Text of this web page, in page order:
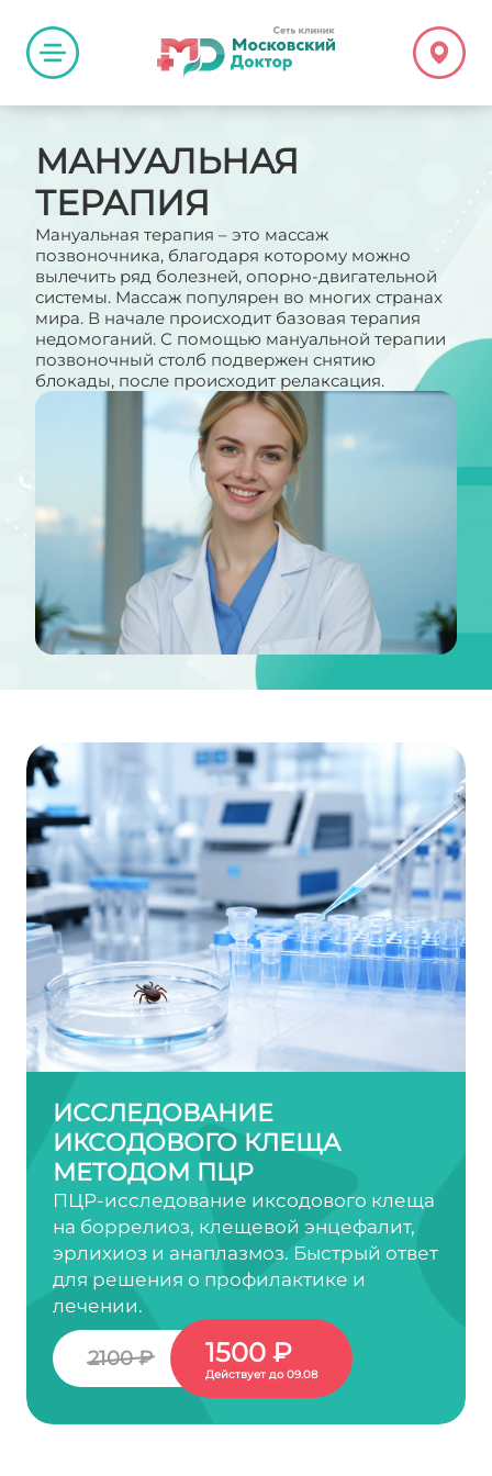
МАНУАЛЬНАЯ
ТЕРАПИЯ
Мануальная терапия – это массаж
позвоночника, благодаря которому можно
вылечить ряд болезней, опорно-двигательной
системы. Массаж популярен во многих странах
мира. В начале происходит базовая терапия
недомоганий. С помощью мануальной терапии
позвоночный столб подвержен снятию
блокады, после происходит релаксация.
ИССЛЕДОВАНИЕ
ИКСОДОВОГО КЛЕЩА
МЕТОДОМ ПЦР
ПЦР-исследование иксодового клеща
на боррелиоз, клещевой энцефалит,
эрлихиоз и анаплазмоз. Быстрый ответ
для решения о профилактике и
лечении.
2100 ₽ 1500 ₽
Действует до 09.08